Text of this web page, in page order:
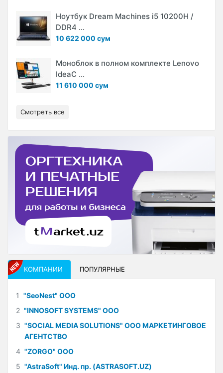
Ноутбук Dream Machines i5 10200H /
DDR4 ...
10 622 000 сум
Моноблок в полном комплекте Lenovo
IdeaC ...
11 610 000 сум
Смотреть все
КОМПАНИИ ПОПУЛЯРНЫЕ
1 "SeoNest" ООО
2 "INNOSOFT SYSTEMS" ООО
3 "SOCIAL MEDIA SOLUTIONS" ООО МАРКЕТИНГОВОЕ
АГЕНТСТВО
4 "ZORGO" ООО
5 "AstraSoft" Инд. пр. (ASTRASOFT.UZ)